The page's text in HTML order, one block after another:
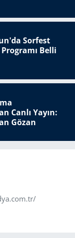
Sorfest
Belli
Canlı Yayın:
Gözan